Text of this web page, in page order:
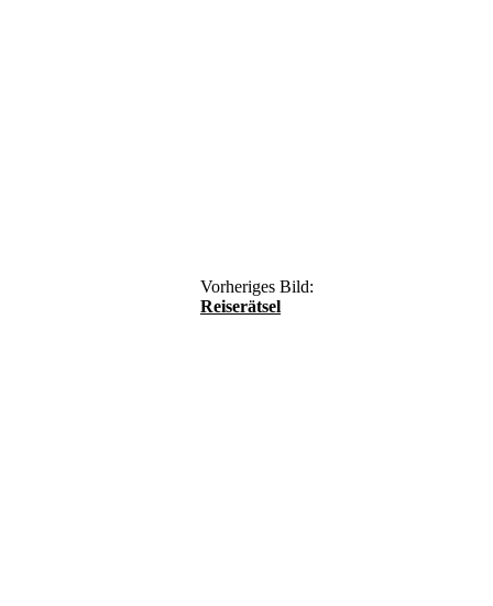
Vorheriges Bild:
Reiserätsel